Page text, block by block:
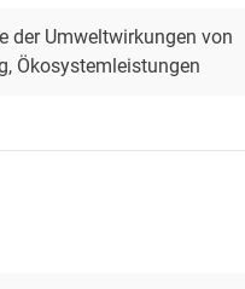
der Umweltwirkungen von
Ökosystemleistungen